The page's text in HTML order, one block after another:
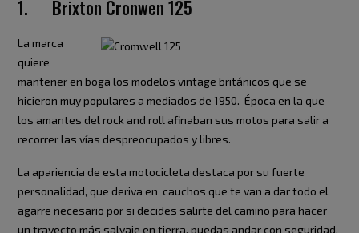
1. Brixton Cronwen 125
La marca
quiere
mantener en boga los modelos vintage británicos que se
hicieron muy populares a mediados de 1950. Época en la que
los amantes del rock and roll afinaban sus motos para salir a
recorrer las vías despreocupados y libres.
La apariencia de esta motocicleta destaca por su fuerte
personalidad, que deriva en cauchos que te van a dar todo el
agarre necesario por si decides salirte del camino para hacer
un trayecto más salvaje en tierra, puedas andar con seguridad.